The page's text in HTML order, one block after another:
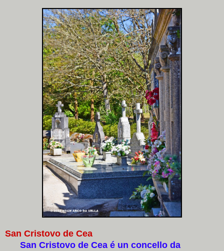
San Cristovo de Cea
San Cristovo de Cea é un concello da